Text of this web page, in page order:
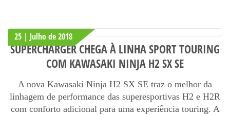
25 | Julhode2018
SUPERCHARGER CHEGA À LINHA SPORT TOURING
COM KAWASAKI NINJA H2 SX SE
A nova Kawasaki Ninja H2 SX SE traz o melhor da
linhagem de performance das superesportivas H2 e H2R
com conforto adicional para uma experiência touring. A